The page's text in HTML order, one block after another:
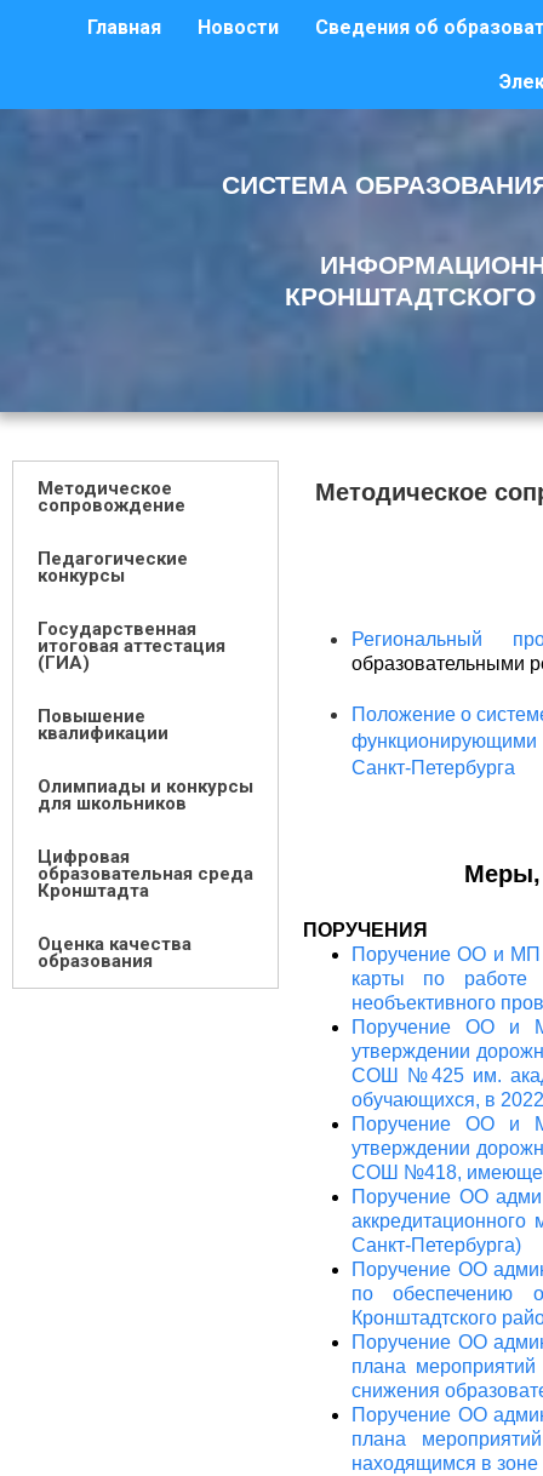
Главная Новости Сведения об
СИСТЕМА
КРОНШТАДТСКОГО
Методическое
сопровождение
Педагогические
конкурсы
Государственная
итоговая аттестация
(ГИА)
Повышение
квалификации
Олимпиады и конкурсы
для школьников
Цифровая
образовательная среда
Кронштадта
Оценка качества
образования
Методическое
Региональный
образовательными
Положение о
функционирующими
Санкт-Петербурга
Меры,
ПОРУЧЕНИЯ
Поручение ОО и МП
карты по работе
необъективного
Поручение ОО и
утверждении
СОШ №425 им.
обучающихся, в
Поручение ОО и
утверждении
СОШ №418, имеющему
Поручение ОО
аккредитационного
Санкт-Петербурга)
Поручение ОО
по обеспечению
Кронштадтского
Поручение ОО
плана
снижения
Поручение ОО
плана
находящимся в зоне